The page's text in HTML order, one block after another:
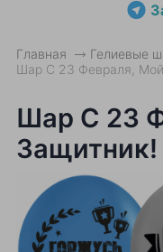
Главная Гелиевые
Шар С 23 Февраля,
Шар С 23
Защитник!